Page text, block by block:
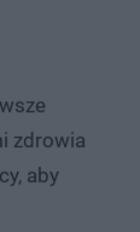
zdrowia
aby